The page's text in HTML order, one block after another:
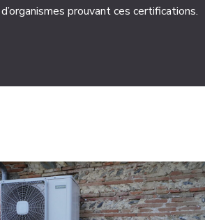
prouvant ces certifications.